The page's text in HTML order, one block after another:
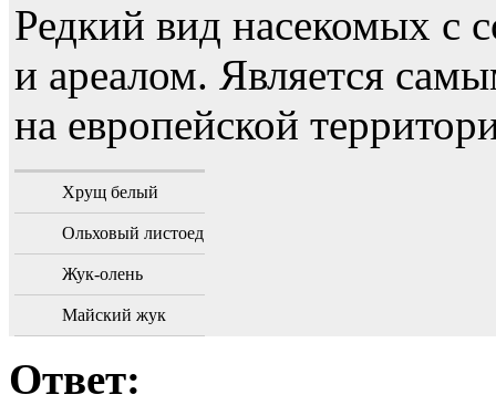
Редкий вид насекомых с
и ареалом. Является
на европейской
Хрущ белый
Ольховый листоед
Жук-олень
Майский жук
Ответ: